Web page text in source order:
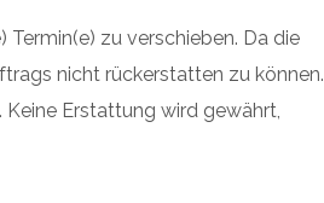
zu verschieben. Da die
nicht rückerstatten zu können.
Erstattung wird gewährt,